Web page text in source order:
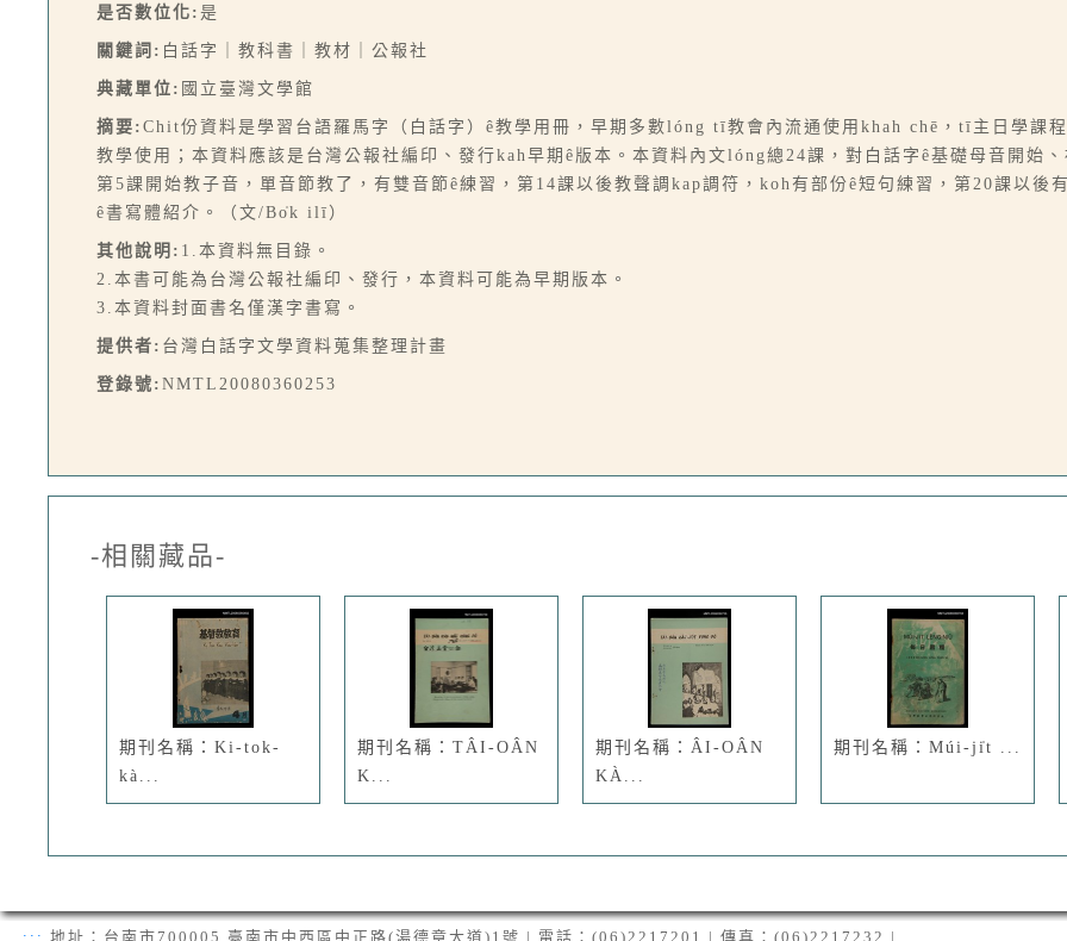
是否數位化: 是
關鍵詞: 白話字｜教科書｜教材｜公報社
典藏單位: 國立臺灣文學館
摘要: Chit份資料是學習台語羅馬字（白話字）ê教學用冊，早期多數lóng tī教會內流通使用khah chē，tī主日學課
教學使用；本資料應該是台灣公報社編印、發行kah早期ê版本。本資料內文lóng總24課，對白話字ê基礎母音開始
第5課開始教子音，單音節教了，有雙音節ê練習，第14課以後教聲調kap調符，koh有部份ê短句練習，第20課以後
ê書寫體紹介。（文/Bo̍k ilī）
其他說明: 1.本資料無目錄。
2.本書可能為台灣公報社編印、發行，本資料可能為早期版本。
3.本資料封面書名僅漢字書寫。
提供者: 台灣白話字文學資料蒐集整理計畫
登錄號: NMTL20080360253
-相關藏品-
期刊名稱：Ki-tok-
kà...
期刊名稱：TÂI-OÂN
K...
期刊名稱：ÂI-OÂN
KÀ...
期刊名稱：Múi-ji̍t ...
::: 地址：台南市700005 臺南市中西區中正路(湯德章大道)1號 | 電話：(06)2217201 | 傳真：(06)2217232 |